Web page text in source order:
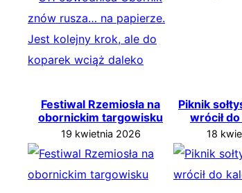
Festiwal Rzemiosła na
obornickim targowisku
19 kwietnia 2026
Piknik
wrócił
18